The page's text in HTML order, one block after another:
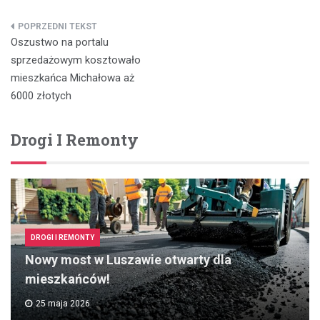
Nawigacja
wpisu
Oszustwo na portalu
sprzedażowym kosztowało
mieszkańca Michałowa aż
6000 złotych
Drogi I Remonty
DROGI I REMONTY
Nowy most w Luszawie otwarty dla
mieszkańców!
25 maja 2026